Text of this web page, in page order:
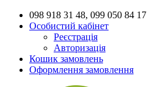
098 918 31 48, 099 050 84 17
Особистий кабінет
Реєстрація
Авторизація
Кошик замовлень
Оформлення замовлення